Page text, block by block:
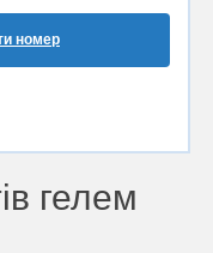
номер
гелем